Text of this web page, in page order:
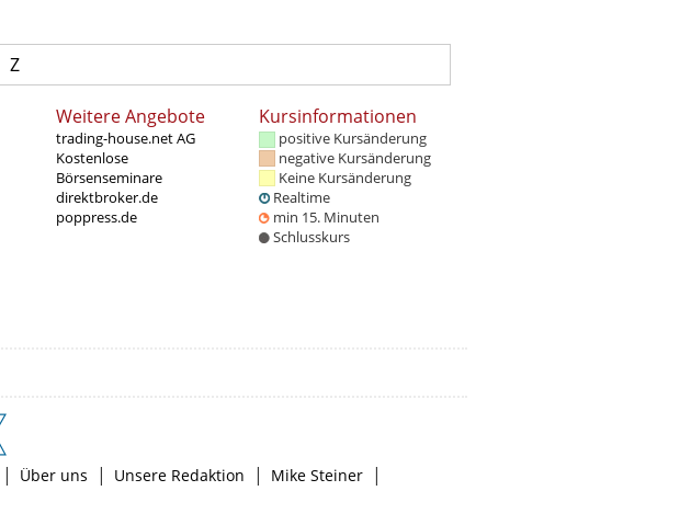
Z
Weitere Angebote
trading-house.net AG
Kostenlose
Börsenseminare
direktbroker.de
poppress.de
Kursinformationen
positive Kursänderung
negative Kursänderung
Keine Kursänderung
Realtime
min 15. Minuten
Schlusskurs
| Über uns | Unsere Redaktion | Mike Steiner |